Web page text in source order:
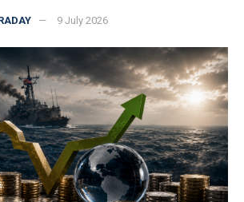
9 July 2026